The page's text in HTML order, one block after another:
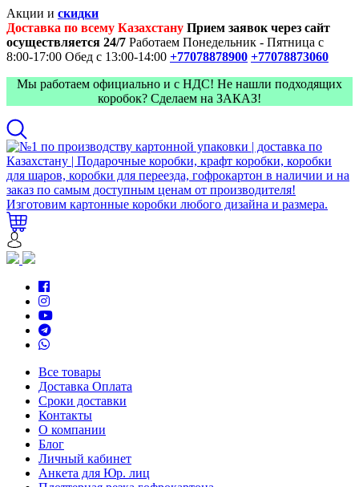
Акции и скидки
Доставка по всему Казахстану Прием заявок через сайт
осуществляется 24/7 Работаем Понедельник - Пятница с
8:00-17:00 Обед с 13:00-14:00 +77078878900 +77078873060
Мы работаем официально и с НДС! Не нашли подходящих
коробок? Сделаем на ЗАКАЗ!
Все товары
Доставка Оплата
Сроки доставки
Контакты
О компании
Блог
Личный кабинет
Анкета для Юр. лиц